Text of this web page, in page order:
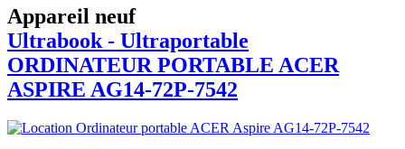
Appareil neuf
Ultrabook - Ultraportable
ORDINATEUR PORTABLE ACER
ASPIRE AG14-72P-7542